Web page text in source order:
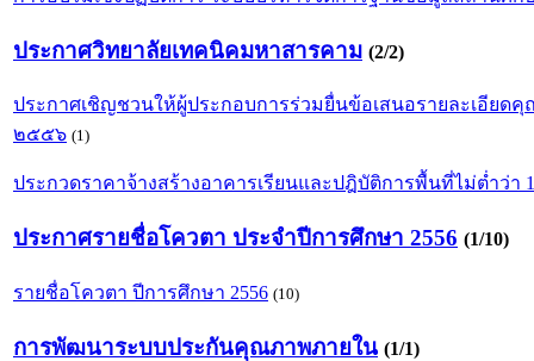
ประกาศวิทยาลัยเทคนิคมหาสารคาม (2/2)
ประกาศเชิญชวนให้ผู้ประกอบการร่วมยื่นข้อเสนอรายละเอีย
๒๕๕๖ (1)
ประกวดราคาจ้างสร้างอาคารเรียนและปฎิบัติการพื้นที่ไม่ต่ำว่า
ประกาศรายชื่อโควตา ประจำปีการศึกษา 2556 (1/10)
รายชื่อโควตา ปีการศึกษา 2556 (10)
การพัฒนาระบบประกันคุณภาพภายใน (1/1)